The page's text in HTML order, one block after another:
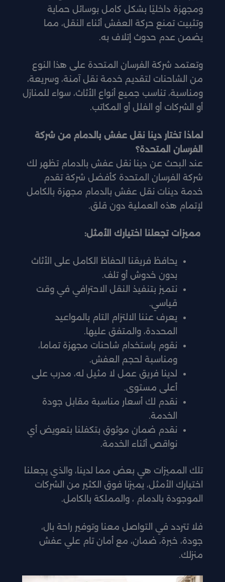
ومجهزة داخليًا بشكل كامل بوسائل حماية
وتثبيت تمنع حركة العفش أثناء النقل، مما
يضمن عدم حدوث إتلاف به.
وتعتمد شركة الفرسان المتحدة على هذا النوع
من الشاحنات لتقديم خدمة نقل آمنة، وسريعة،
ومناسبة، تناسب جميع أنواع الأثاث، سواء للمنازل
أو الشركات أو الفلل أو المكاتب.
لماذا تختار دينا نقل عفش بالدمام من شركة
الفرسان المتحدة؟
عند البحث عن دينا نقل عفش بالدمام تظهر لك
شركة الفرسان المتحدة كأفضل شركة تقدم
خدمة دينات نقل عفش بالدمام مجهزة بالكامل
لإتمام هذه العملية دون قلق.
مميزات تجعلنا اختيارك الأمثل:
يحافظ فريقنا الحفاظ الكامل على الأثاث
بدون خدوش أو تلف.
نتميز بتنفيذ النقل الاحترافي في وقت
قياسي.
يعرف عننا الالتزام التام بالمواعيد
المحددة، والمتفق عليها.
نقوم باستخدام شاحنات مجهزة تماما،
ومناسبة لحجم العفش.
لدينا فريق عمل لا مثيل له، مدرب على
أعلى مستوى.
نقدم لك أسعار مناسبة مقابل جودة
الخدمة.
نقدم ضمان موثوق بتكفلنا بتعويض أي
نواقص أثناء الخدمة.
تلك المميزات هي بعض مما لدينا، والذي يجعلنا
اختيارك الأمثل، يميزنا فوق الكثير من الشركات
الموجودة بالدمام ، والمملكة بالكامل.
فلا تتردد في التواصل معنا وتوفير راحة بال،
جودة، خبرة، ضمان، مع أمان تام علي عفش
منزلك.